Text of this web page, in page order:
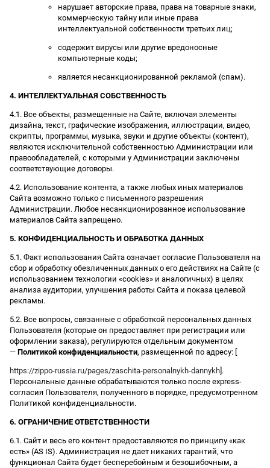
нарушает авторские права, права на товарные знаки,
коммерческую тайну или иные права
интеллектуальной собственности третьих лиц;
содержит вирусы или другие вредоносные
компьютерные коды;
является несанкционированной рекламой (спам).
4. ИНТЕЛЛЕКТУАЛЬНАЯ СОБСТВЕННОСТЬ
4.1. Все объекты, размещенные на Сайте, включая элементы
дизайна, текст, графические изображения, иллюстрации, видео,
скрипты, программы, музыка, звуки и другие объекты (контент),
являются исключительной собственностью Администрации или
правообладателей, с которыми у Администрации заключены
соответствующие договоры.
4.2. Использование контента, а также любых иных материалов
Сайта возможно только с письменного разрешения
Администрации. Любое несанкционированное использование
материалов Сайта запрещено.
5. КОНФИДЕНЦИАЛЬНОСТЬ И ОБРАБОТКА ДАННЫХ
5.1. Факт использования Сайта означает согласие Пользователя на
сбор и обработку обезличенных данных о его действиях на Сайте (с
использованием технологии «cookies» и аналогичных) в целях
анализа аудитории, улучшения работы Сайта и показа целевой
рекламы.
5.2. Все вопросы, связанные с обработкой персональных данных
Пользователя (которые он предоставляет при регистрации или
оформлении заказа), регулируются отдельным документом
— Политикой конфиденциальности, размещенной по адресу: [
https://zippo-russia.ru/pages/zaschita-personalnykh-dannykh ].
Персональные данные обрабатываются только после express-
согласия Пользователя, полученного в порядке, предусмотренном
Политикой конфиденциальности.
6. ОГРАНИЧЕНИЕ ОТВЕТСТВЕННОСТИ
6.1. Сайт и весь его контент предоставляются по принципу «как
есть» (AS IS). Администрация не дает никаких гарантий, что
функционал Сайта будет бесперебойным и безошибочным, а